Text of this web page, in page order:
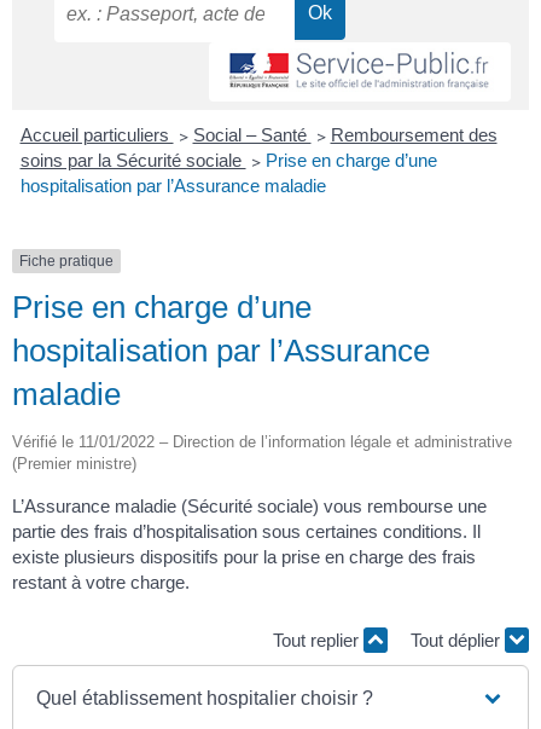
Accueil particuliers > Social – Santé > Remboursement des
soins par la Sécurité sociale > Prise en charge d’une
hospitalisation par l’Assurance maladie
Fiche pratique
Prise en charge d’une
hospitalisation par l’Assurance
maladie
Vérifié le 11/01/2022 – Direction de l’information légale et administrative
(Premier ministre)
L’Assurance maladie (Sécurité sociale) vous rembourse une
partie des frais d’hospitalisation sous certaines conditions. Il
existe plusieurs dispositifs pour la prise en charge des frais
restant à votre charge.
Tout replier Tout déplier
Quel établissement hospitalier choisir ?